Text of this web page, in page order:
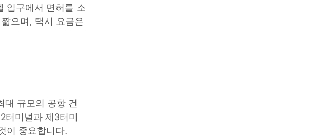
입구에서 면허를 소
으며, 택시 요금은
대 규모의 공항 건
미널과 제3터미
이 중요합니다.